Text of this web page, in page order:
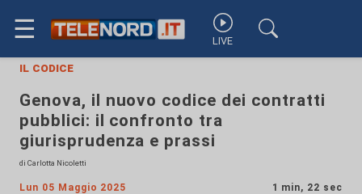
☰ LIVE
il codice
Genova, il nuovo codice dei contratti
pubblici: il confronto tra
giurisprudenza e prassi
di Carlotta Nicoletti
Lun 05 Maggio 2025 1 min, 22 sec